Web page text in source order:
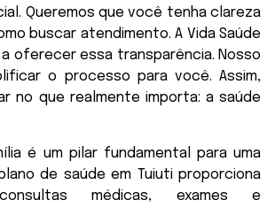
Queremos que você tenha clareza
buscar atendimento. A Vida Saúde
a oferecer essa transparência. Nosso
o processo para você. Assim,
no que realmente importa: a saúde
é um pilar fundamental para uma
de saúde em Tuiuti proporciona
médicas, exames e